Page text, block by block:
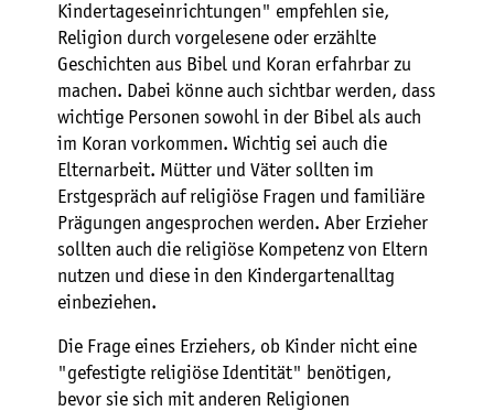
Kindertageseinrichtungen" empfehlen sie,
Religion durch vorgelesene oder erzählte
Geschichten aus Bibel und Koran erfahrbar zu
machen. Dabei könne auch sichtbar werden, dass
wichtige Personen sowohl in der Bibel als auch
im Koran vorkommen. Wichtig sei auch die
Elternarbeit. Mütter und Väter sollten im
Erstgespräch auf religiöse Fragen und familiäre
Prägungen angesprochen werden. Aber Erzieher
sollten auch die religiöse Kompetenz von Eltern
nutzen und diese in den Kindergartenalltag
einbeziehen.
Die Frage eines Erziehers, ob Kinder nicht eine
"gefestigte religiöse Identität" benötigen,
bevor sie sich mit anderen Religionen